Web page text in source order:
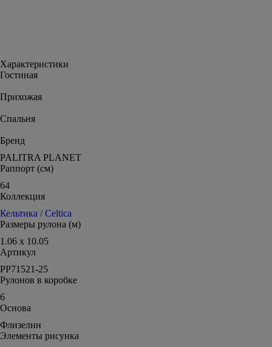
Характеристики
Гостиная
Прихожая
Спальня
Бренд
PALITRA PLANET
Раппорт (см)
64
Коллекция
Кельтика / Celtica
Размеры рулона (м)
1.06 x 10.05
Артикул
PP71521-25
Рулонов в коробке
6
Основа
Флизелин
Элементы рисунка